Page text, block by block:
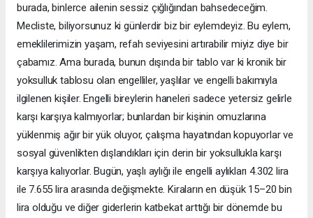
burada, binlerce ailenin sessiz çığlığından bahsedeceğim.
Mecliste, biliyorsunuz ki günlerdir biz bir eylemdeyiz. Bu eylem,
emeklilerimizin yaşam, refah seviyesini artırabilir miyiz diye bir
çabamız. Ama burada, bunun dışında bir tablo var ki kronik bir
yoksulluk tablosu olan engelliler, yaşlılar ve engelli bakımıyla
ilgilenen kişiler. Engelli bireylerin haneleri sadece yetersiz gelirle
karşı karşıya kalmıyorlar; bunlardan bir kişinin omuzlarına
yüklenmiş ağır bir yük oluyor, çalışma hayatından kopuyorlar ve
sosyal güvenlikten dışlandıkları için derin bir yoksullukla karşı
karşıya kalıyorlar. Bugün, yaşlı aylığı ile engelli aylıkları 4.302 lira
ile 7.655 lira arasında değişmekte. Kiraların en düşük 15–20 bin
lira olduğu ve diğer giderlerin katbekat arttığı bir dönemde bu